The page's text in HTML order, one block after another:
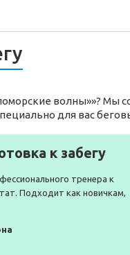
волны»»?
для вас
к забегу
тренера к
Подходит как новичкам,